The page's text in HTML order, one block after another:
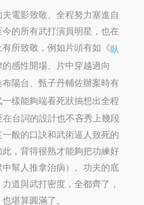
電影致敬、全程努力塞進自
的所有武打演員明星，也在
所致敬，例如片頭有如《臥
感性開場、片中穿越過向
陽台、甄子丹輔佐辦案時有
樣能夠端看死狀揣想出全程
台詞的設計也不吝秀上幾段
般的口訣和武術逼人致死的
，背得很熟才能夠把功練好
幫人推拿治病）。功夫的底
道與武打密度，全都齊了，
堪算圓滿了。